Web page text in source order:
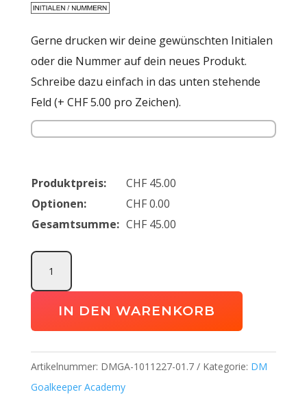
Gerne drucken wir deine gewünschten Initialen
oder die Nummer auf dein neues Produkt.
Schreibe dazu einfach in das unten stehende
Feld (+ CHF 5.00 pro Zeichen).
Produktpreis: CHF 45.00
Optionen:
CHF0.00
Gesamtsumme: CHF 45.00
Uhlsport
Academy
Menge
IN DEN WARENKORB
Artikelnummer: DMGA-1011227-01.7 Kategorie: DM
Goalkeeper Academy